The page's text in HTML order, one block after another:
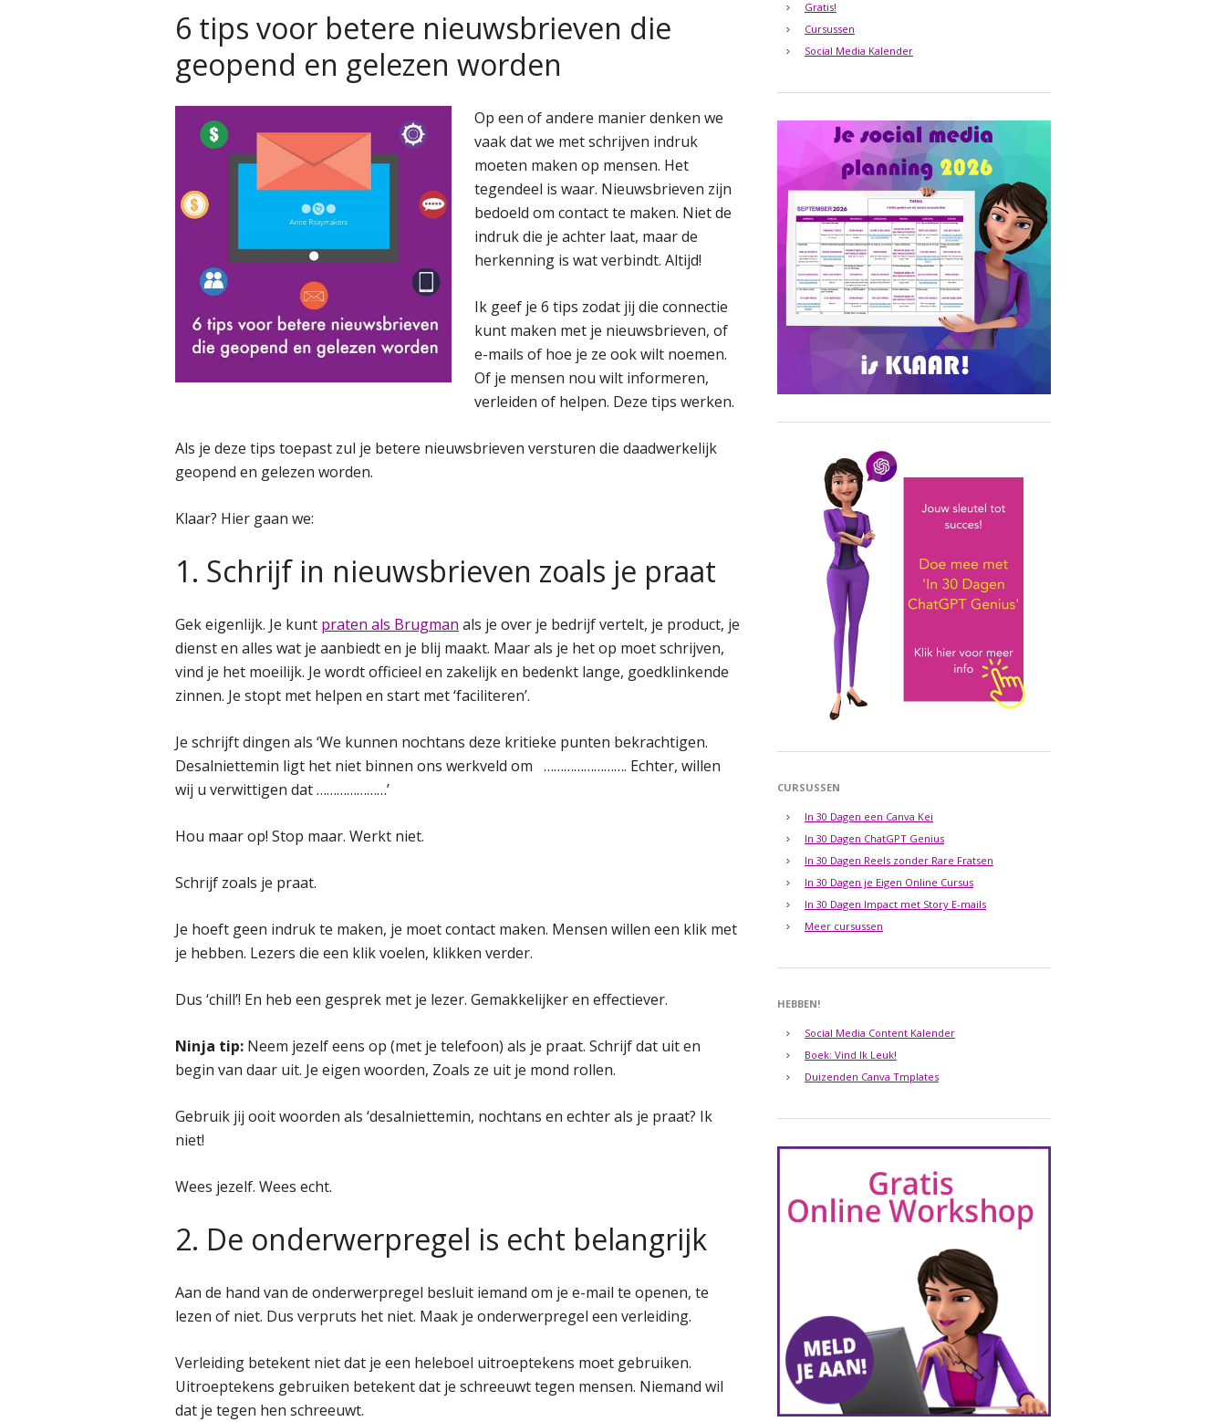
6 tips voor betere nieuwsbrieven die
geopend en gelezen worden
Op een of andere manier denken we
vaak dat we met schrijven indruk
moeten maken op mensen. Het
tegendeel is waar. Nieuwsbrieven zijn
bedoeld om contact te maken. Niet de
indruk die je achter laat, maar de
herkenning is wat verbindt. Altijd!
Ik geef je 6 tips zodat jij die connectie
kunt maken met je nieuwsbrieven, of
e-mails of hoe je ze ook wilt noemen.
Of je mensen nou wilt informeren,
verleiden of helpen. Deze tips werken.
Als je deze tips toepast zul je betere nieuwsbrieven versturen die daadwerkelijk
geopend en gelezen worden.
Klaar? Hier gaan we:
1. Schrijf in nieuwsbrieven zoals je praat
Gek eigenlijk. Je kunt praten als Brugman als je over je bedrijf vertelt, je product, je
dienst en alles wat je aanbiedt en je blij maakt. Maar als je het op moet schrijven,
vind je het moeilijk. Je wordt officieel en zakelijk en bedenkt lange, goedklinkende
zinnen. Je stopt met helpen en start met ‘faciliteren’.
Je schrijft dingen als ‘We kunnen nochtans deze kritieke punten bekrachtigen.
Desalniettemin ligt het niet binnen ons werkveld om ……………………. Echter, willen
wij u verwittigen dat …………………’
Hou maar op! Stop maar. Werkt niet.
Schrijf zoals je praat.
Je hoeft geen indruk te maken, je moet contact maken. Mensen willen een klik met
je hebben. Lezers die een klik voelen, klikken verder.
Dus ‘chill’! En heb een gesprek met je lezer. Gemakkelijker en effectiever.
Ninja tip: Neem jezelf eens op (met je telefoon) als je praat. Schrijf dat uit en
begin van daar uit. Je eigen woorden, Zoals ze uit je mond rollen.
Gebruik jij ooit woorden als ‘desalniettemin, nochtans en echter als je praat? Ik
niet!
Wees jezelf. Wees echt.
2. De onderwerpregel is echt belangrijk
Aan de hand van de onderwerpregel besluit iemand om je e-mail te openen, te
lezen of niet. Dus verpruts het niet. Maak je onderwerpregel een verleiding.
Verleiding betekent niet dat je een heleboel uitroeptekens moet gebruiken.
Uitroeptekens gebruiken betekent dat je schreeuwt tegen mensen. Niemand wil
dat je tegen hen schreeuwt.
Gratis!
Cursussen
Social Media Kalender
CURSUSSEN
In 30 Dagen een Canva Kei
In 30 Dagen ChatGPT Genius
In 30 Dagen Reels zonder Rare Fratsen
In 30 Dagen je Eigen Online Cursus
In 30 Dagen Impact met Story E-mails
Meer cursussen
HEBBEN!
Social Media Content Kalender
Boek: Vind Ik Leuk!
Duizenden Canva Tmplates